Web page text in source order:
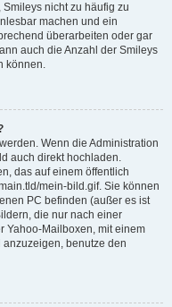
nicht zu häufig zu
machen und ein
überarbeiten oder gar
auch die Anzahl der Smileys
können.
Wenn die Administration
auch direkt hochladen.
das auf einem öffentlich
mein-bild.gif. Sie können
PC befinden (außer es ist
die nur nach einer
Yahoo-Mailboxen, mit einem
anzuzeigen, benutze den